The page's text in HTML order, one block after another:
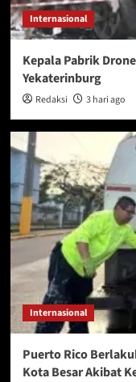
Internasional
Kepala Pabrik
Yekaterinburg
Redaksi 3 hari ago
Internasional
Puerto Rico
Kota Besar Akibat